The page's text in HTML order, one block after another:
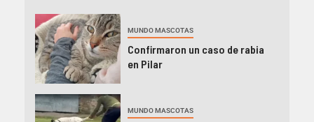
MUNDO MASCOTAS
Confirmaron un caso de rabia
en Pilar
MUNDO MASCOTAS